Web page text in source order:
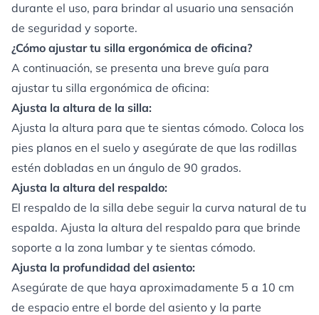
durante el uso, para brindar al usuario una sensación
de seguridad y soporte.
¿Cómo ajustar tu silla ergonómica de oficina?
A continuación, se presenta una breve guía para
ajustar tu silla ergonómica de oficina:
Ajusta la altura de la silla:
Ajusta la altura para que te sientas cómodo. Coloca los
pies planos en el suelo y asegúrate de que las rodillas
estén dobladas en un ángulo de 90 grados.
Ajusta la altura del respaldo:
El respaldo de la silla debe seguir la curva natural de tu
espalda. Ajusta la altura del respaldo para que brinde
soporte a la zona lumbar y te sientas cómodo.
Ajusta la profundidad del asiento:
Asegúrate de que haya aproximadamente 5 a 10 cm
de espacio entre el borde del asiento y la parte